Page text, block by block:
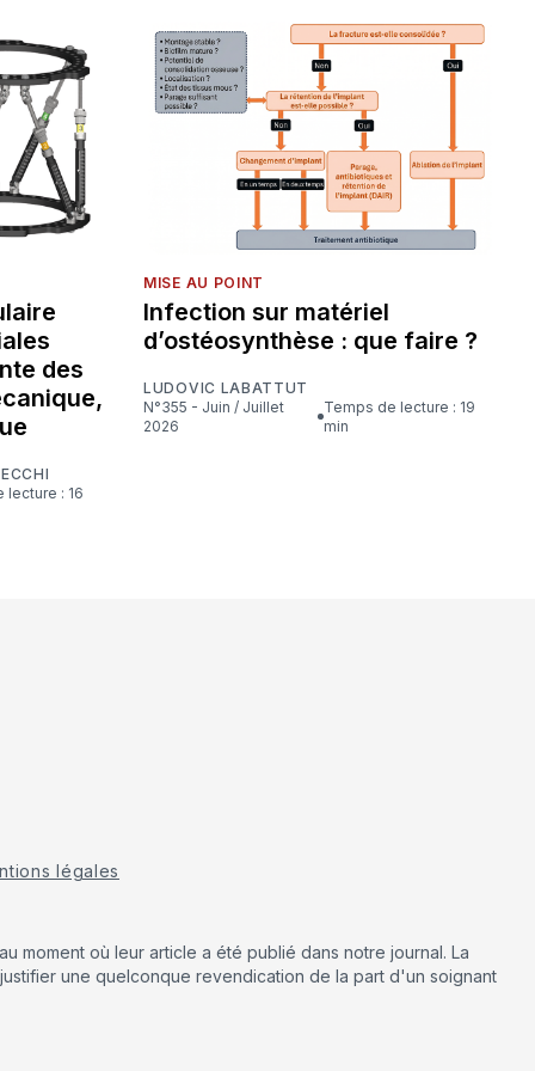
des
MISE AU POINT
Infection sur matériel
d’ostéosynthèse : que faire ?
LUDOVIC LABATTUT
N°355 - Juin / Juillet
2026
Temps de lecture : 19
min
légales
moment où leur article a été publié dans notre journal. La
une quelconque revendication de la part d'un soignant